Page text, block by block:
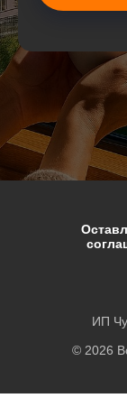
ИП
© 2026